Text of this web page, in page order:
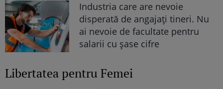
Industria care are nevoie
disperată de angajaţi tineri. Nu
ai nevoie de facultate pentru
salarii cu şase cifre
Libertatea pentru Femei